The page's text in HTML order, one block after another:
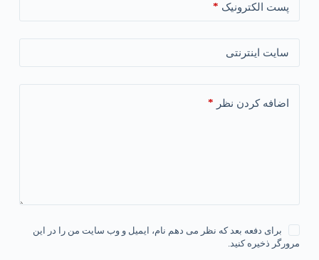
پست الکترونیک *
سایت اینترنتی
اضافه کردن نظر *
برای دفعه بعد که نظر می دهم نام، ایمیل و وب سایت من را در این
مرورگر ذخیره کنید.